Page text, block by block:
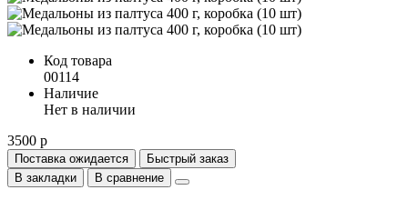
Код товара
00114
Наличие
Нет в наличии
3500 р
Поставка ожидается
Быстрый заказ
В закладки
В сравнение